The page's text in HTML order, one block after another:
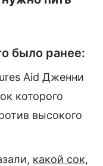
было ранее:
Aid Дженни
которого
высокого
какой сок,